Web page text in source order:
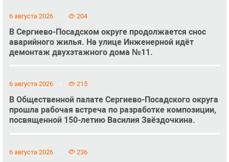
6 августа 2026 204
В Сергиево-Посадском округе продолжается снос
аварийного жилья. На улице Инженерной идёт
демонтаж двухэтажного дома №11.
6 августа 2026 215
В Общественной палате Сергиево-Посадского округа
прошла рабочая встреча по разработке композиции,
посвященной 150-летию Василия Звёздочкина.
6 августа 2026 236